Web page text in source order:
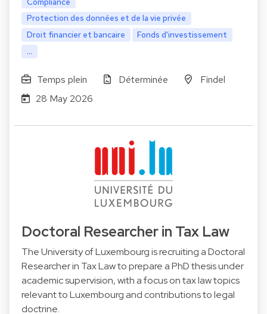
Protection des données et de la vie privée
Droit financier et bancaire
Fonds d'investissement
...
Temps plein Déterminée
Findel
28 May 2026
Doctoral Researcher in Tax Law
The University of Luxembourg is recruiting a Doctoral
Researcher in Tax Law to prepare a PhD thesis under
academic supervision, with a focus on tax law topics
relevant to Luxembourg and contributions to legal
doctrine.